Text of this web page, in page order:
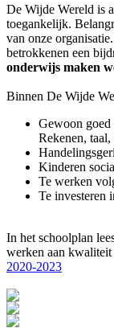
De Wijde Wereld is
toegankelijk.
van onze
betrokkenen een
onderwijs maken
Binnen De Wijde
Gewoon goed
Rekenen,
Kinderen
Te werken
Te investeren
In het schoolplan
werken aan
2020-2023